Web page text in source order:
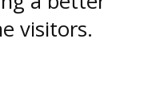
visitors.